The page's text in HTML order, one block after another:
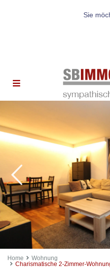
Sie
Home
Wohnung
Charismatische 2-Zimmer-